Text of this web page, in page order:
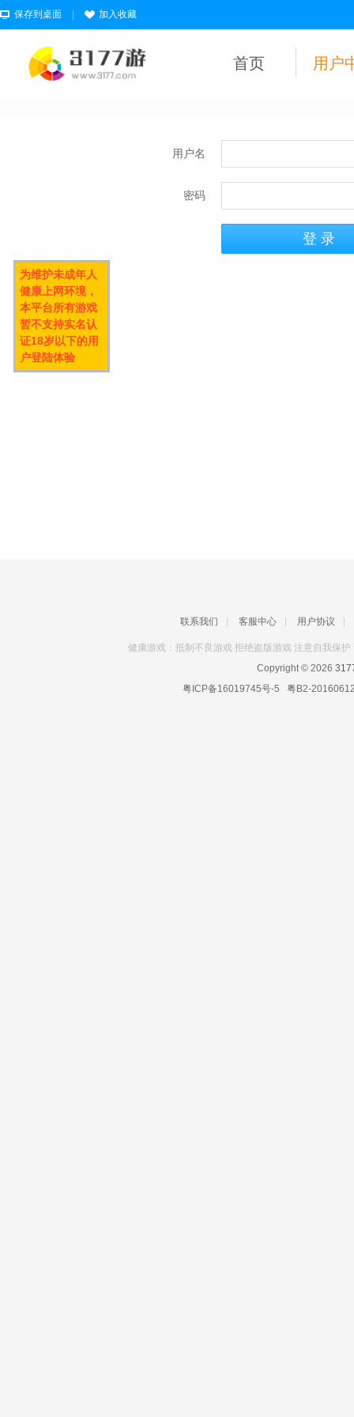
保存到桌面 加入收藏
首页 用户
用户名
密码
联系我们 客服中心 用户协议
健康游戏：抵制不良游戏 拒绝盗版游戏 注意自我保
Copyright © 2026
粤ICP备16019745号-5 粤B2-
为维护未成年人
健康上网环境，
本平台所有游戏
暂不支持实名认
证18岁以下的用
户登陆体验